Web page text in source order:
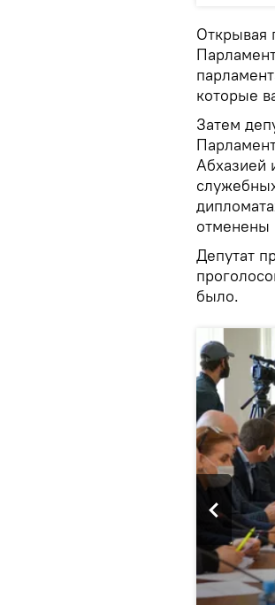
Открывая
которые
Затем
Абхазией
отменены
Депутат
было.